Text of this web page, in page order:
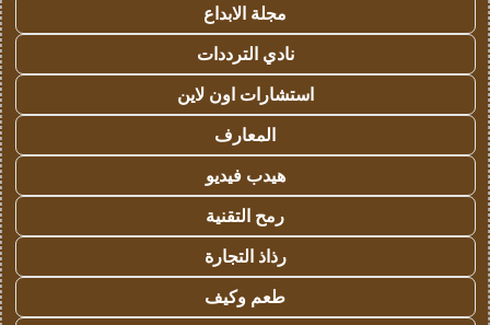
مجلة الابداع
نادي الترددات
استشارات اون لاين
المعارف
هيدب فيديو
رمح التقنية
رذاذ التجارة
طعم وكيف